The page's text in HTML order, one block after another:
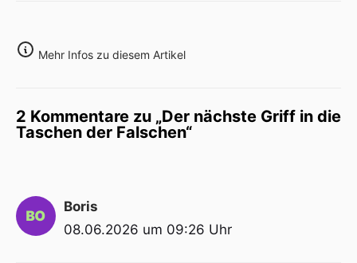
Mehr Infos zu diesem Artikel
2 Kommentare zu „Der nächste Griff in die
Taschen der Falschen“
Boris
08.06.2026 um 09:26 Uhr